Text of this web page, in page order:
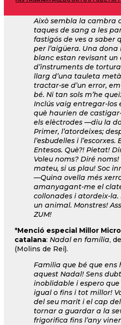
beneita perquè no
Això sembla la cambra
taques de sang a les
fastigós de ves a saber
per l’aigüera. Una
blanc estan revisant un
d’instruments de
llarg d’una tauleta
tractar-se d’un error,
bé. Ni tan sols m’he
Inclús vaig entregar-los
què haurien de
els elèctrodes —diu la
Primer, l’atordeixes;
l’esbudelles i l’escorxes.
Entesos. Què?! Pietat!
Voleu noms? Diré
mateu, si us plau! Soc
—Quina ovella més
amanyagant-me el
collonades i atordeix-la.
un animal. Monstres!
ZUM!
*Menció especial Millor
catalana: Nadal en família,
(Molins de Rei).
Familia que bé que ens
aquest Nadal! Sens
inoblidable i espero
igual o fins i tot millor!
del seu marit i el cap
tornar a guardar a la
frigorifica fins l’any